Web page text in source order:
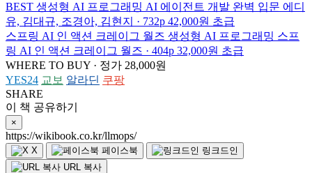
BEST 생성형 AI 프로그래밍 AI 에이전트 개발 완벽 입문 에디
유, 김대규, 조경아, 김현지 · 732p 42,000원 초급
스프링 AI 인 액션 크레이그 월즈 생성형 AI 프로그래밍 스프
링 AI 인 액션 크레이그 월즈 · 404p 32,000원 초급
WHERE TO BUY · 정가 28,000원
YES24 교보 알라딘 쿠팡
SHARE
이 책 공유하기
×
https://wikibook.co.kr/llmops/
X 페이스북
링크드인
URL 복사